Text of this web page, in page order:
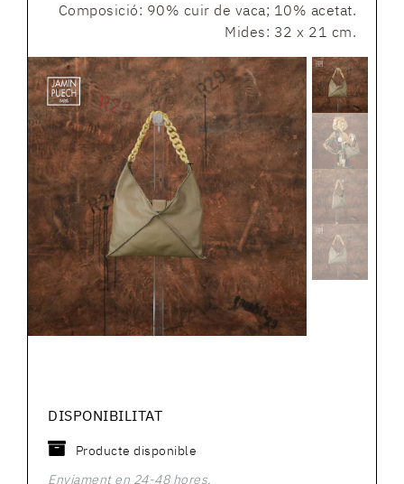
Composició: 90% cuir de vaca; 10% acetat.
Mides: 32 x 21 cm.
DISPONIBILITAT
Producte disponible
Enviament en 24-48 hores.